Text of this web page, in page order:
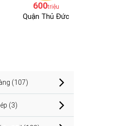
600triệu
Quận Thủ Đức
(107)
(3)